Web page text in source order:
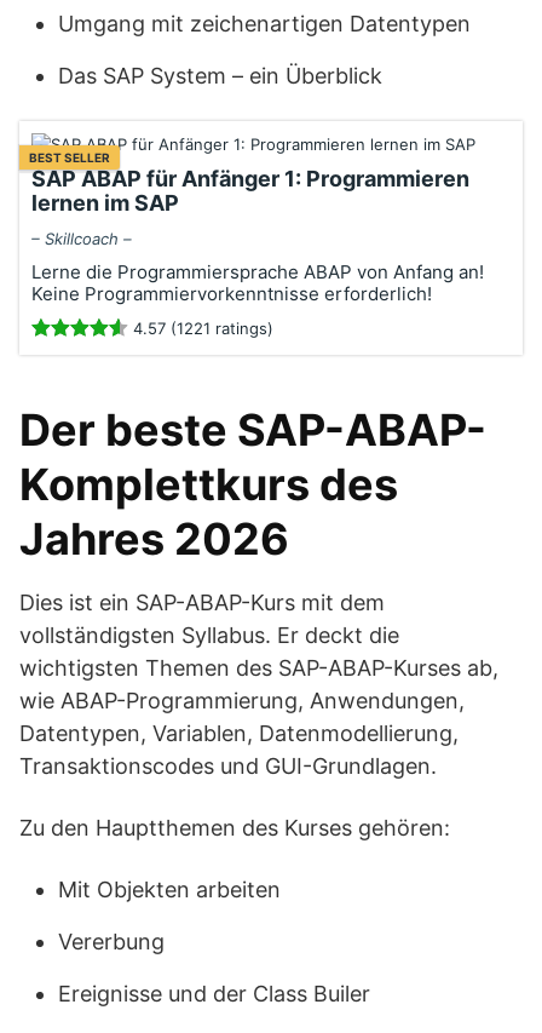
Umgang mit zeichenartigen Datentypen
Das SAP System – ein Überblick
BEST SELLER
SAP ABAP für Anfänger 1: Programmieren
lernen im SAP
– Skillcoach –
Lerne die Programmiersprache ABAP von Anfang an!
Keine Programmiervorkenntnisse erforderlich!
4.57 (1221 ratings)
Der beste SAP-ABAP-
Komplettkurs des
Jahres 2026
Dies ist ein SAP-ABAP-Kurs mit dem
vollständigsten Syllabus. Er deckt die
wichtigsten Themen des SAP-ABAP-Kurses ab,
wie ABAP-Programmierung, Anwendungen,
Datentypen, Variablen, Datenmodellierung,
Transaktionscodes und GUI-Grundlagen.
Zu den Hauptthemen des Kurses gehören:
Mit Objekten arbeiten
Vererbung
Ereignisse und der Class Builer